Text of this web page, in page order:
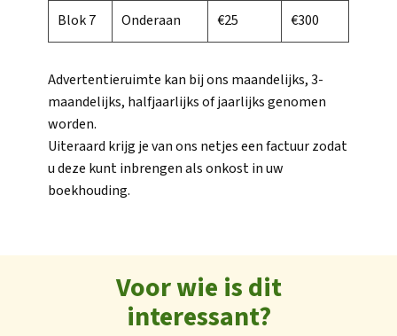
Blok 7 Onderaan €25 €300
Advertentieruimte kan bij ons maandelijks, 3-
maandelijks, halfjaarlijks of jaarlijks genomen
worden.
Uiteraard krijg je van ons netjes een factuur zodat
u deze kunt inbrengen als onkost in uw
boekhouding.
Voor wie is dit
interessant?